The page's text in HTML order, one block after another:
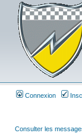
Connexion
Consulter les